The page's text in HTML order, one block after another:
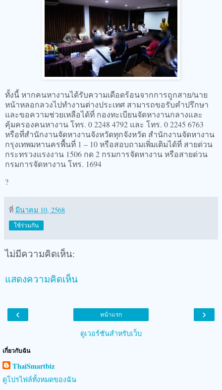
ทั้งนี้ หากคนหางานได้รับความเดือดร้อนจากการถูกสาย/นาย
หน้าหลอกลวงไปทำงานต่างประเทศ สามารถขอรับคำปรึกษา
และขอความช่วยเหลือได้ที่ กองทะเบียนจัดหางานกลางและ
คุ้มครองคนหางาน โทร. 0 2248 4792 และ โทร. 0 2245 6763
หรือที่สำนักงานจัดหางานจังหวัดทุกจังหวัด สำนักงานจัดหางาน
กรุงเทพมหานครพื้นที่ 1 – 10 หรือสอบถามเพิ่มเติมได้ที่ สายด่วน
กระทรวงแรงงาน 1506 กด 2 กรมการจัดหางาน หรือสายด่วน
กรมการจัดหางาน โทร. 1694
?
ที่ มีนาคม 10, 2568
ใช้ร่วมกัน
ไม่มีความคิดเห็น:
แสดงความคิดเห็น
‹ ›
หน้าแรก
ดูเวอร์ชันสำหรับเว็บ
เกี่ยวกับฉัน
ThaiSmartbiz
ดูโปรไฟล์ทั้งหมดของฉัน